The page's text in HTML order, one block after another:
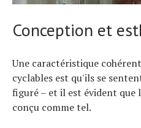
Conception et
Une caractéristique
cyclables est qu'ils se
figuré – et il est évident que
conçu comme tel.
Actualités
Technologies